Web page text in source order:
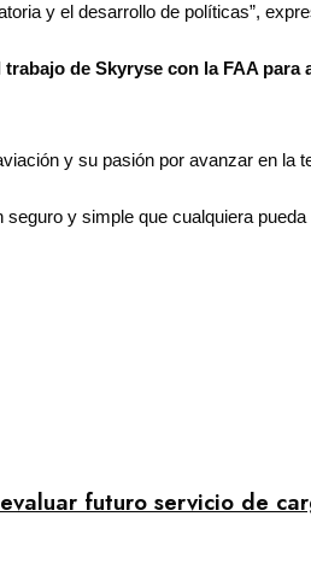
y el desarrollo de políticas”,
de Skyryse con la FAA
y su pasión por avanzar en
y simple que cualquiera
futuro servicio de